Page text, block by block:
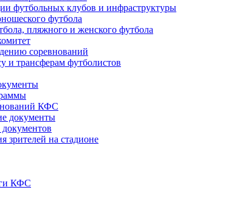
футбольных клубов и инфраструктуры
футбола
пляжного и женского футбола
соревнований
и трансферам футболистов
КФС
документы
зрителей на стадионе
КФС